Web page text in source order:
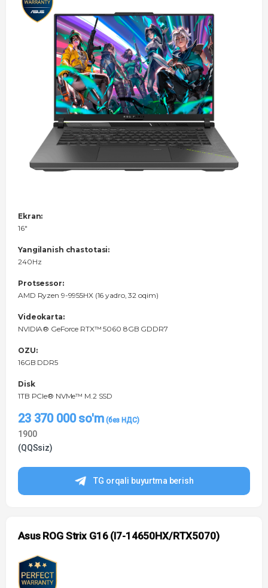
Ekran:
16"
Yangilanish chastotasi:
240Hz
Protsessor:
AMD Ryzen 9-9955HX (16 yadro, 32 oqim)
Videokarta:
NVIDIA® GeForce RTX™ 5060 8GB GDDR7
OZU:
16GB DDR5
Disk
1TB PCIe® NVMe™ M.2 SSD
23 370 000so'm
1900
(QQSsiz)
TG orqali buyurtma berish
Asus ROG Strix G16 (I7-14650HX/RTX5070)